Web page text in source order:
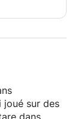
: les
joué sur des
dans